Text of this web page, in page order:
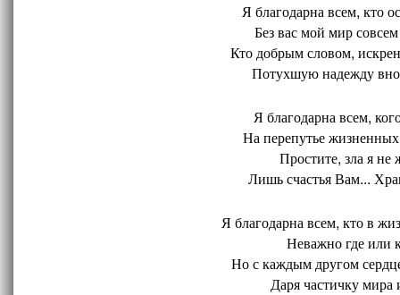
Я благодарна всем, кто
Без вас мой мир
Кто добрым словом,
Потухшую надежду
Я благодарна всем,
На перепутье
Простите, зла я не
Лишь счастья Вам...
Я благодарна всем, кто в
Неважно где или
Но с каждым другом
Даря частичку мира